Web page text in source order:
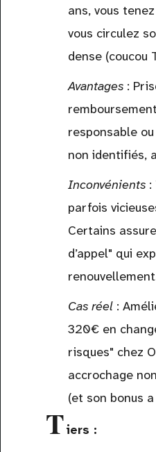
ans, vous
vous circulez
dense (coucou
Avantages:
responsable
non identifiés,
Inconvénients:
parfois
Certains
d’appel" qui
Cas réel:
320€ en
risques" chez
accrochage
(et son bonus
Tiers :